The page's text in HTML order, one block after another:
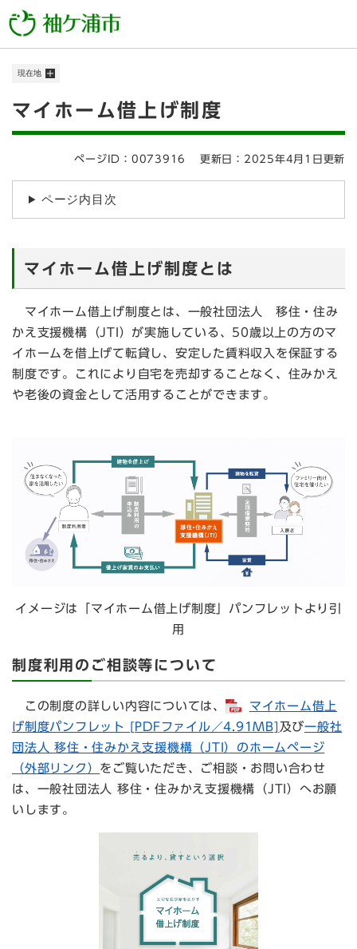
ー
メニューを飛ばして本文へ
現在地
本
マイホーム借上げ制度
ページID：0073916 更新日：2025年4月1日更新
ページ内目次
マイホーム借上げ制度とは
マイホーム借上げ制度とは、一般社団法人 移住・住み
かえ支援機構（JTI）が実施している、50歳以上の方のマ
イホームを借上げて転貸し、安定した賃料収入を保証する
制度です。これにより自宅を売却することなく、住みかえ
や老後の資金として活用することができます。
イメージは「マイホーム借上げ制度」パンフレットより引
用
制度利用のご相談等について
この制度の詳しい内容については、
マイホーム借上
げ制度パンフレット [PDFファイル／4.91MB] 及び一般社
団法人 移住・住みかえ支援機構（JTI）のホームページ
（外部リンク） をご覧いただき、ご相談・お問い合わせ
は、一般社団法人 移住・住みかえ支援機構（JTI）へお願
いします。